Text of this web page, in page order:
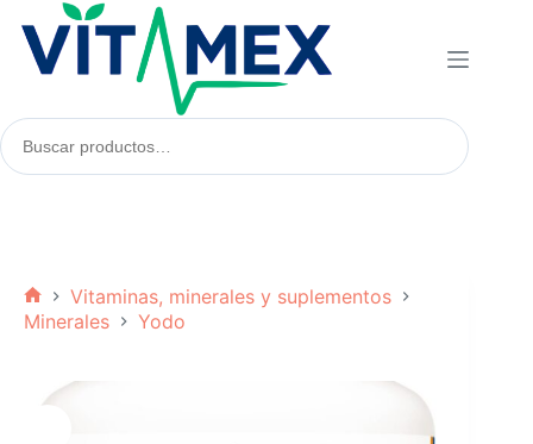
contenido
Buscar
productos:
Inicio
Vitaminas, minerales y suplementos
Minerales
Yodo